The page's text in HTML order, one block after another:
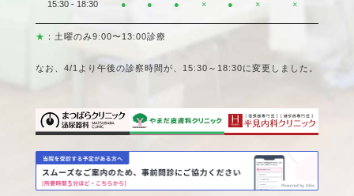
15:30 - 18:30 ● ● ● × ● × ×
★ ：土曜のみ9:00〜13:00診療
なお、4/1より午後の診察時間が、15:30～18:30に変更しました。